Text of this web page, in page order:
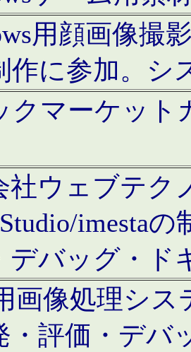
用顔画像撮
作に参加。シ
クマーケット
社ウェブテク
imesta
デバッグ・ド
画像処理シ
・評価・デバ